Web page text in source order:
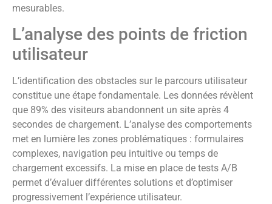
mesurables.
L’analyse des points de friction
utilisateur
L’identification des obstacles sur le parcours utilisateur
constitue une étape fondamentale. Les données révèlent
que 89% des visiteurs abandonnent un site après 4
secondes de chargement. L’analyse des comportements
met en lumière les zones problématiques : formulaires
complexes, navigation peu intuitive ou temps de
chargement excessifs. La mise en place de tests A/B
permet d’évaluer différentes solutions et d’optimiser
progressivement l’expérience utilisateur.